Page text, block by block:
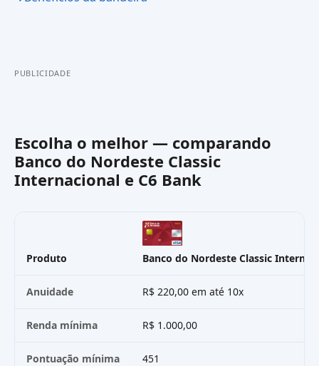
PUBLICIDADE
Escolha o melhor — comparando
Banco do Nordeste Classic
Internacional e C6 Bank
Produto Banco do Nordeste Classic
Anuidade R$ 220,00 em até 10x
Renda mínima R$ 1.000,00
Pontuação mínima 451